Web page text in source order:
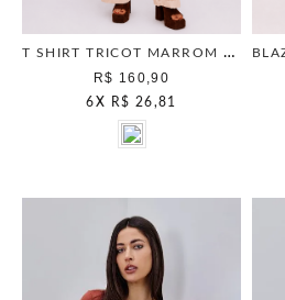
T SHIRT TRICOT MARROM WOOD
R$ 160,90
6 X R$ 26,81